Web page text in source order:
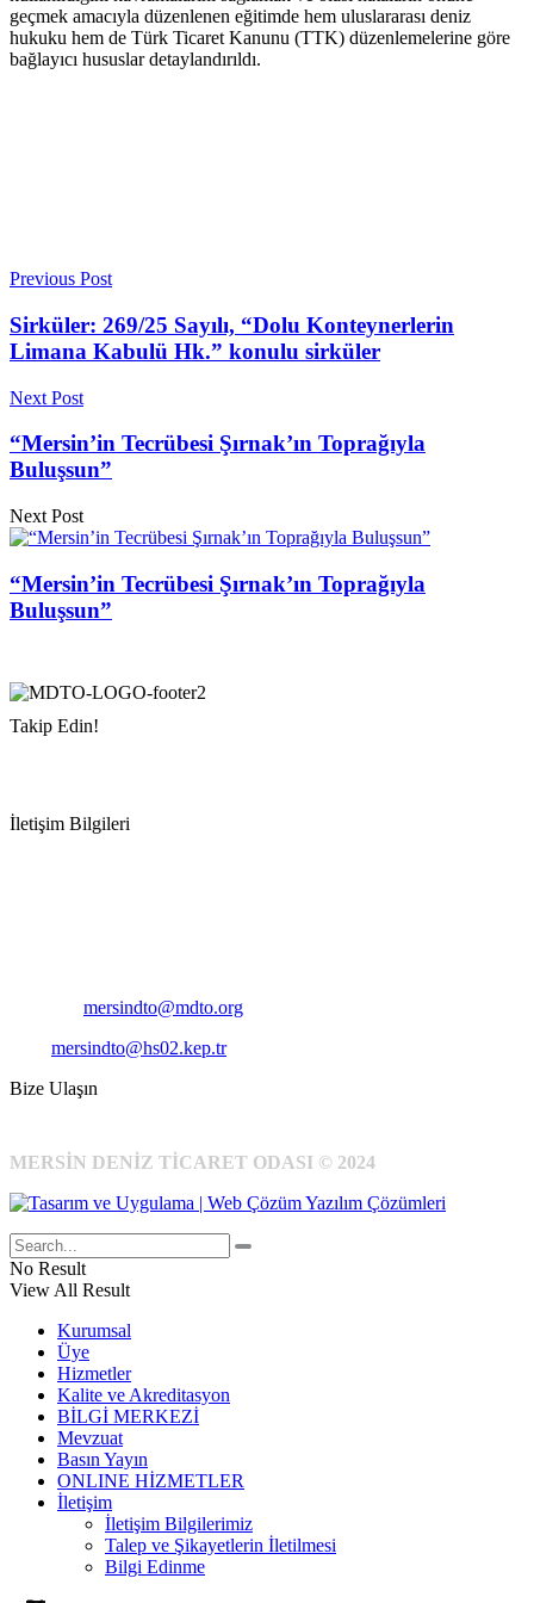
geçmek amacıyla düzenlenen eğitimde hem uluslararası deniz
hukuku hem de Türk Ticaret Kanunu (TTK) düzenlemelerine göre
bağlayıcı hususlar detaylandırıldı.
Previous Post
Sirküler: 269/25 Sayılı, “Dolu Konteynerlerin
Limana Kabulü Hk.” konulu sirküler
Next Post
“Mersin’in Tecrübesi Şırnak’ın Toprağıyla
Buluşsun”
Next Post
“Mersin’in Tecrübesi Şırnak’ın Toprağıyla
Buluşsun”
Takip Edin!
İletişim Bilgileri
mersindto@mdto.org
mersindto@hs02.kep.tr
Bize Ulaşın
MERSİN DENİZ TİCARET ODASI © 2024
No Result
View All Result
Kurumsal
Üye
Hizmetler
Kalite ve Akreditasyon
BİLGİ MERKEZİ
Mevzuat
Basın Yayın
ONLINE HİZMETLER
İletişim
İletişim Bilgilerimiz
Talep ve Şikayetlerin İletilmesi
Bilgi Edinme